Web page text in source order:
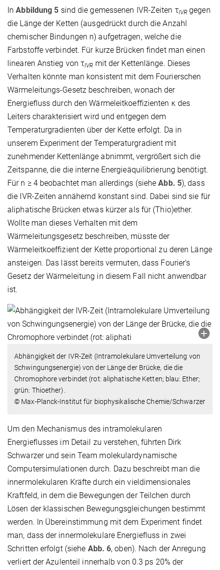
InAbbildung 5 sind die gemessenen IVR-Zeiten τIVR gegen
die Länge der Ketten (ausgedrückt durch die Anzahl
chemischer Bindungen n) aufgetragen, welche die
Farbstoffe verbindet. Für kurze Brücken findet man einen
linearen Anstieg von τIVR mit der Kettenlänge. Dieses
Verhalten könnte man konsistent mit dem Fourierschen
Wärmeleitungs-Gesetz beschreiben, wonach der
Energiefluss durch den Wärmeleitkoeffizienten κ des
Leiters charakterisiert wird und entgegen dem
Temperaturgradienten über der Kette erfolgt. Da in
unserem Experiment der Temperaturgradient mit
zunehmender Kettenlänge abnimmt, vergrößert sich die
Zeitspanne, die die interne Energieäquilibrierung benötigt.
Für n ≥ 4 beobachtet man allerdings (sieheAbb. 5), dass
die IVR-Zeiten annähernd konstant sind. Dabei sind sie für
aliphatische Brücken etwas kürzer als für (Thio)ether.
Wollte man dieses Verhalten mit dem
Wärmeleitungsgesetz beschreiben, müsste der
Wärmeleitkoeffizient der Kette proportional zu deren Länge
ansteigen. Das lässt bereits vermuten, dass Fourier's
Gesetz der Wärmeleitung in diesem Fall nicht anwendbar
ist.
Abhängigkeit der IVR-Zeit (Intramolekulare Umverteilung von
Schwingungsenergie) von der Länge der Brücke, die die
Chromophore verbindet (rot: aliphatische Ketten; blau: Ether;
grün: Thioether).
© Max-Planck-Institut für biophysikalische Chemie/Schwarzer
Um den Mechanismus des intramolekularen
Energieflusses im Detail zu verstehen, führten Dirk
Schwarzer und sein Team molekulardynamische
Computersimulationen durch. Dazu beschreibt man die
innermolekularen Kräfte durch ein vieldimensionales
Kraftfeld, in dem die Bewegungen der Teilchen durch
Lösen der klassischen Bewegungsgleichungen bestimmt
werden. In Übereinstimmung mit dem Experiment findet
man, dass der innermolekulare Energiefluss in zwei
Schritten erfolgt (siehe Abb. 6, oben). Nach der Anregung
verliert der Azulenteil innerhalb von 0.3 ps 20% der